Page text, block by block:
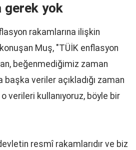
gerek yok
rakamlarına ilişkin
Muş, "TÜİK enflasyon
beğenmediğimiz zaman
veriler açıkladığı zaman
verileri kullanıyoruz, böyle bir
resmî rakamlarıdır ve biz